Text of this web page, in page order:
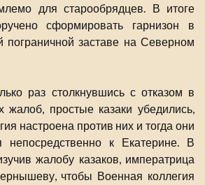
для старообрядцев. В итоге
сформировать гарнизон в
пограничной заставе на Северном
раз столкнувшись с отказом в
жалоб, простые казаки убедились,
настроена против них и тогда они
непосредственно к Екатерине. В
жалобу казаков, императрица
чтобы Военная коллегия